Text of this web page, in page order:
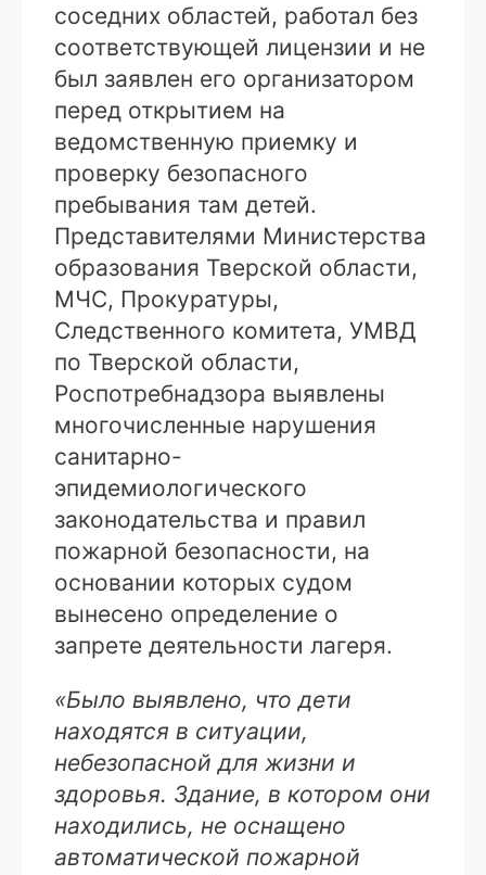
соседних областей, работал без
соответствующей лицензии и не
был заявлен его организатором
перед открытием на
ведомственную приемку и
проверку безопасного
пребывания там детей.
Представителями Министерства
образования Тверской области,
МЧС, Прокуратуры,
Следственного комитета, УМВД
по Тверской области,
Роспотребнадзора выявлены
многочисленные нарушения
санитарно-
эпидемиологического
законодательства и правил
пожарной безопасности, на
основании которых судом
вынесено определение о
запрете деятельности лагеря.
«Было выявлено, что дети
находятся в ситуации,
небезопасной для жизни и
здоровья. Здание, в котором они
находились, не оснащено
автоматической пожарной